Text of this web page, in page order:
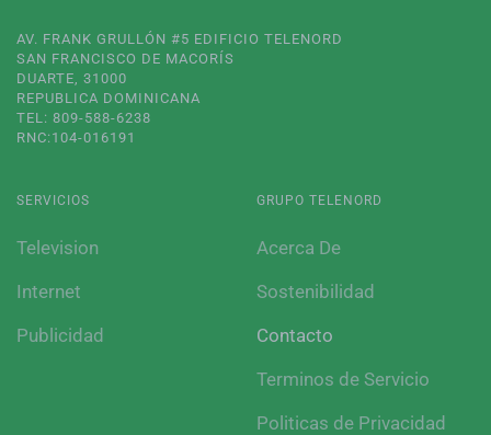
AV. FRANK GRULLÓN #5 EDIFICIO TELENORD
SAN FRANCISCO DE MACORÍS
DUARTE, 31000
REPUBLICA DOMINICANA
TEL: 809-588-6238
RNC:104-016191
SERVICIOS
Television
Internet
Publicidad
GRUPO TELENORD
Acerca De
Sostenibilidad
Contacto
Terminos de Servicio
Politicas de Privacidad